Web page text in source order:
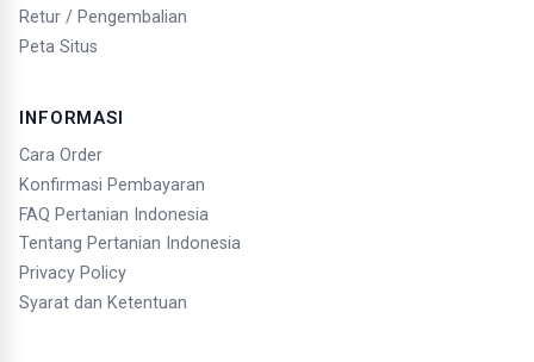
Retur / Pengembalian
Peta Situs
INFORMASI
Cara Order
Konfirmasi Pembayaran
FAQ Pertanian Indonesia
Tentang Pertanian Indonesia
Privacy Policy
Syarat dan Ketentuan